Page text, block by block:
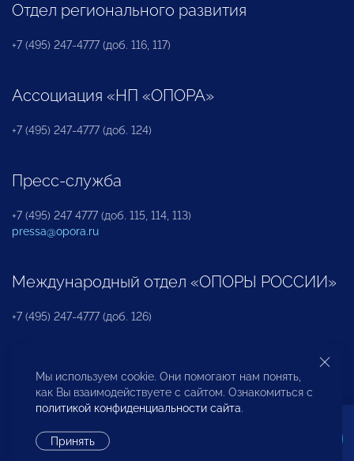
Отдел регионального развития
+7 (495) 247-4777 (доб. 116, 117)
Ассоциация «НП «ОПОРА»
+7 (495) 247-4777 (доб. 124)
Пресс-служба
+7 (495) 247 4777 (доб. 115, 114, 113)
pressa@opora.ru
Международный отдел «ОПОРЫ РОССИИ»
+7 (495) 247-4777 (доб. 126)
Бюро по защите прав предпринимателей и
инвесторов
Мы используем cookie. Они помогают нам понять,
как Вы взаимодействуете с сайтом. Ознакомиться с
политикой конфиденциальности сайта.
Принять